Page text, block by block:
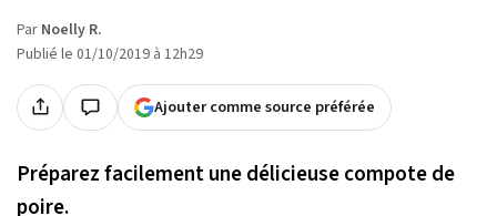
Par Noelly R.
Publié le 01/10/2019 à 12h29
Ajouter comme source préférée
Préparez facilement une délicieuse compote de
poire.